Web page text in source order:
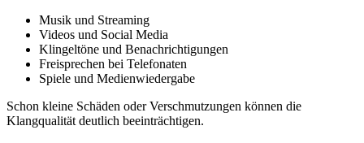
Musik und Streaming
Videos und Social Media
Klingeltöne und Benachrichtigungen
Freisprechen bei Telefonaten
Spiele und Medienwiedergabe
Schon kleine Schäden oder Verschmutzungen können die
Klangqualität deutlich beeinträchtigen.